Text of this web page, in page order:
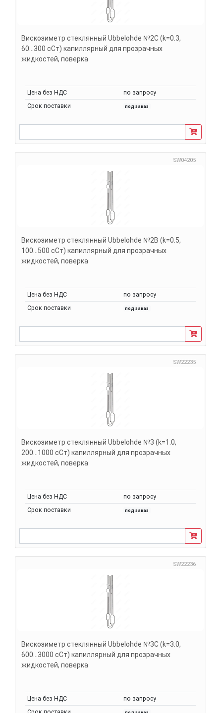
Вискозиметр стеклянный Ubbelohde №2C (k=0.3,
60...300 сСт) капиллярный для прозрачных
жидкостей, поверка
Цена без НДС
по запросу
Срок поставки
под заказ
SW04205
Вискозиметр стеклянный Ubbelohde №2В (k=0.5,
100...500 сСт) капиллярный для прозрачных
жидкостей, поверка
Цена без НДС
по запросу
Срок поставки
под заказ
SW22235
Вискозиметр стеклянный Ubbelohde №3 (k=1.0,
200...1000 сСт) капиллярный для прозрачных
жидкостей, поверка
Цена без НДС
по запросу
Срок поставки
под заказ
SW22236
Вискозиметр стеклянный Ubbelohde №3C (k=3.0,
600...3000 сСт) капиллярный для прозрачных
жидкостей, поверка
Цена без НДС
по запросу